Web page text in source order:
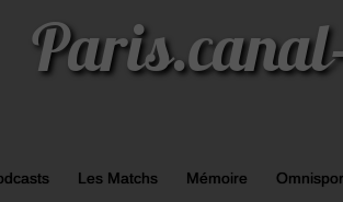
Les Matchs Mémoire